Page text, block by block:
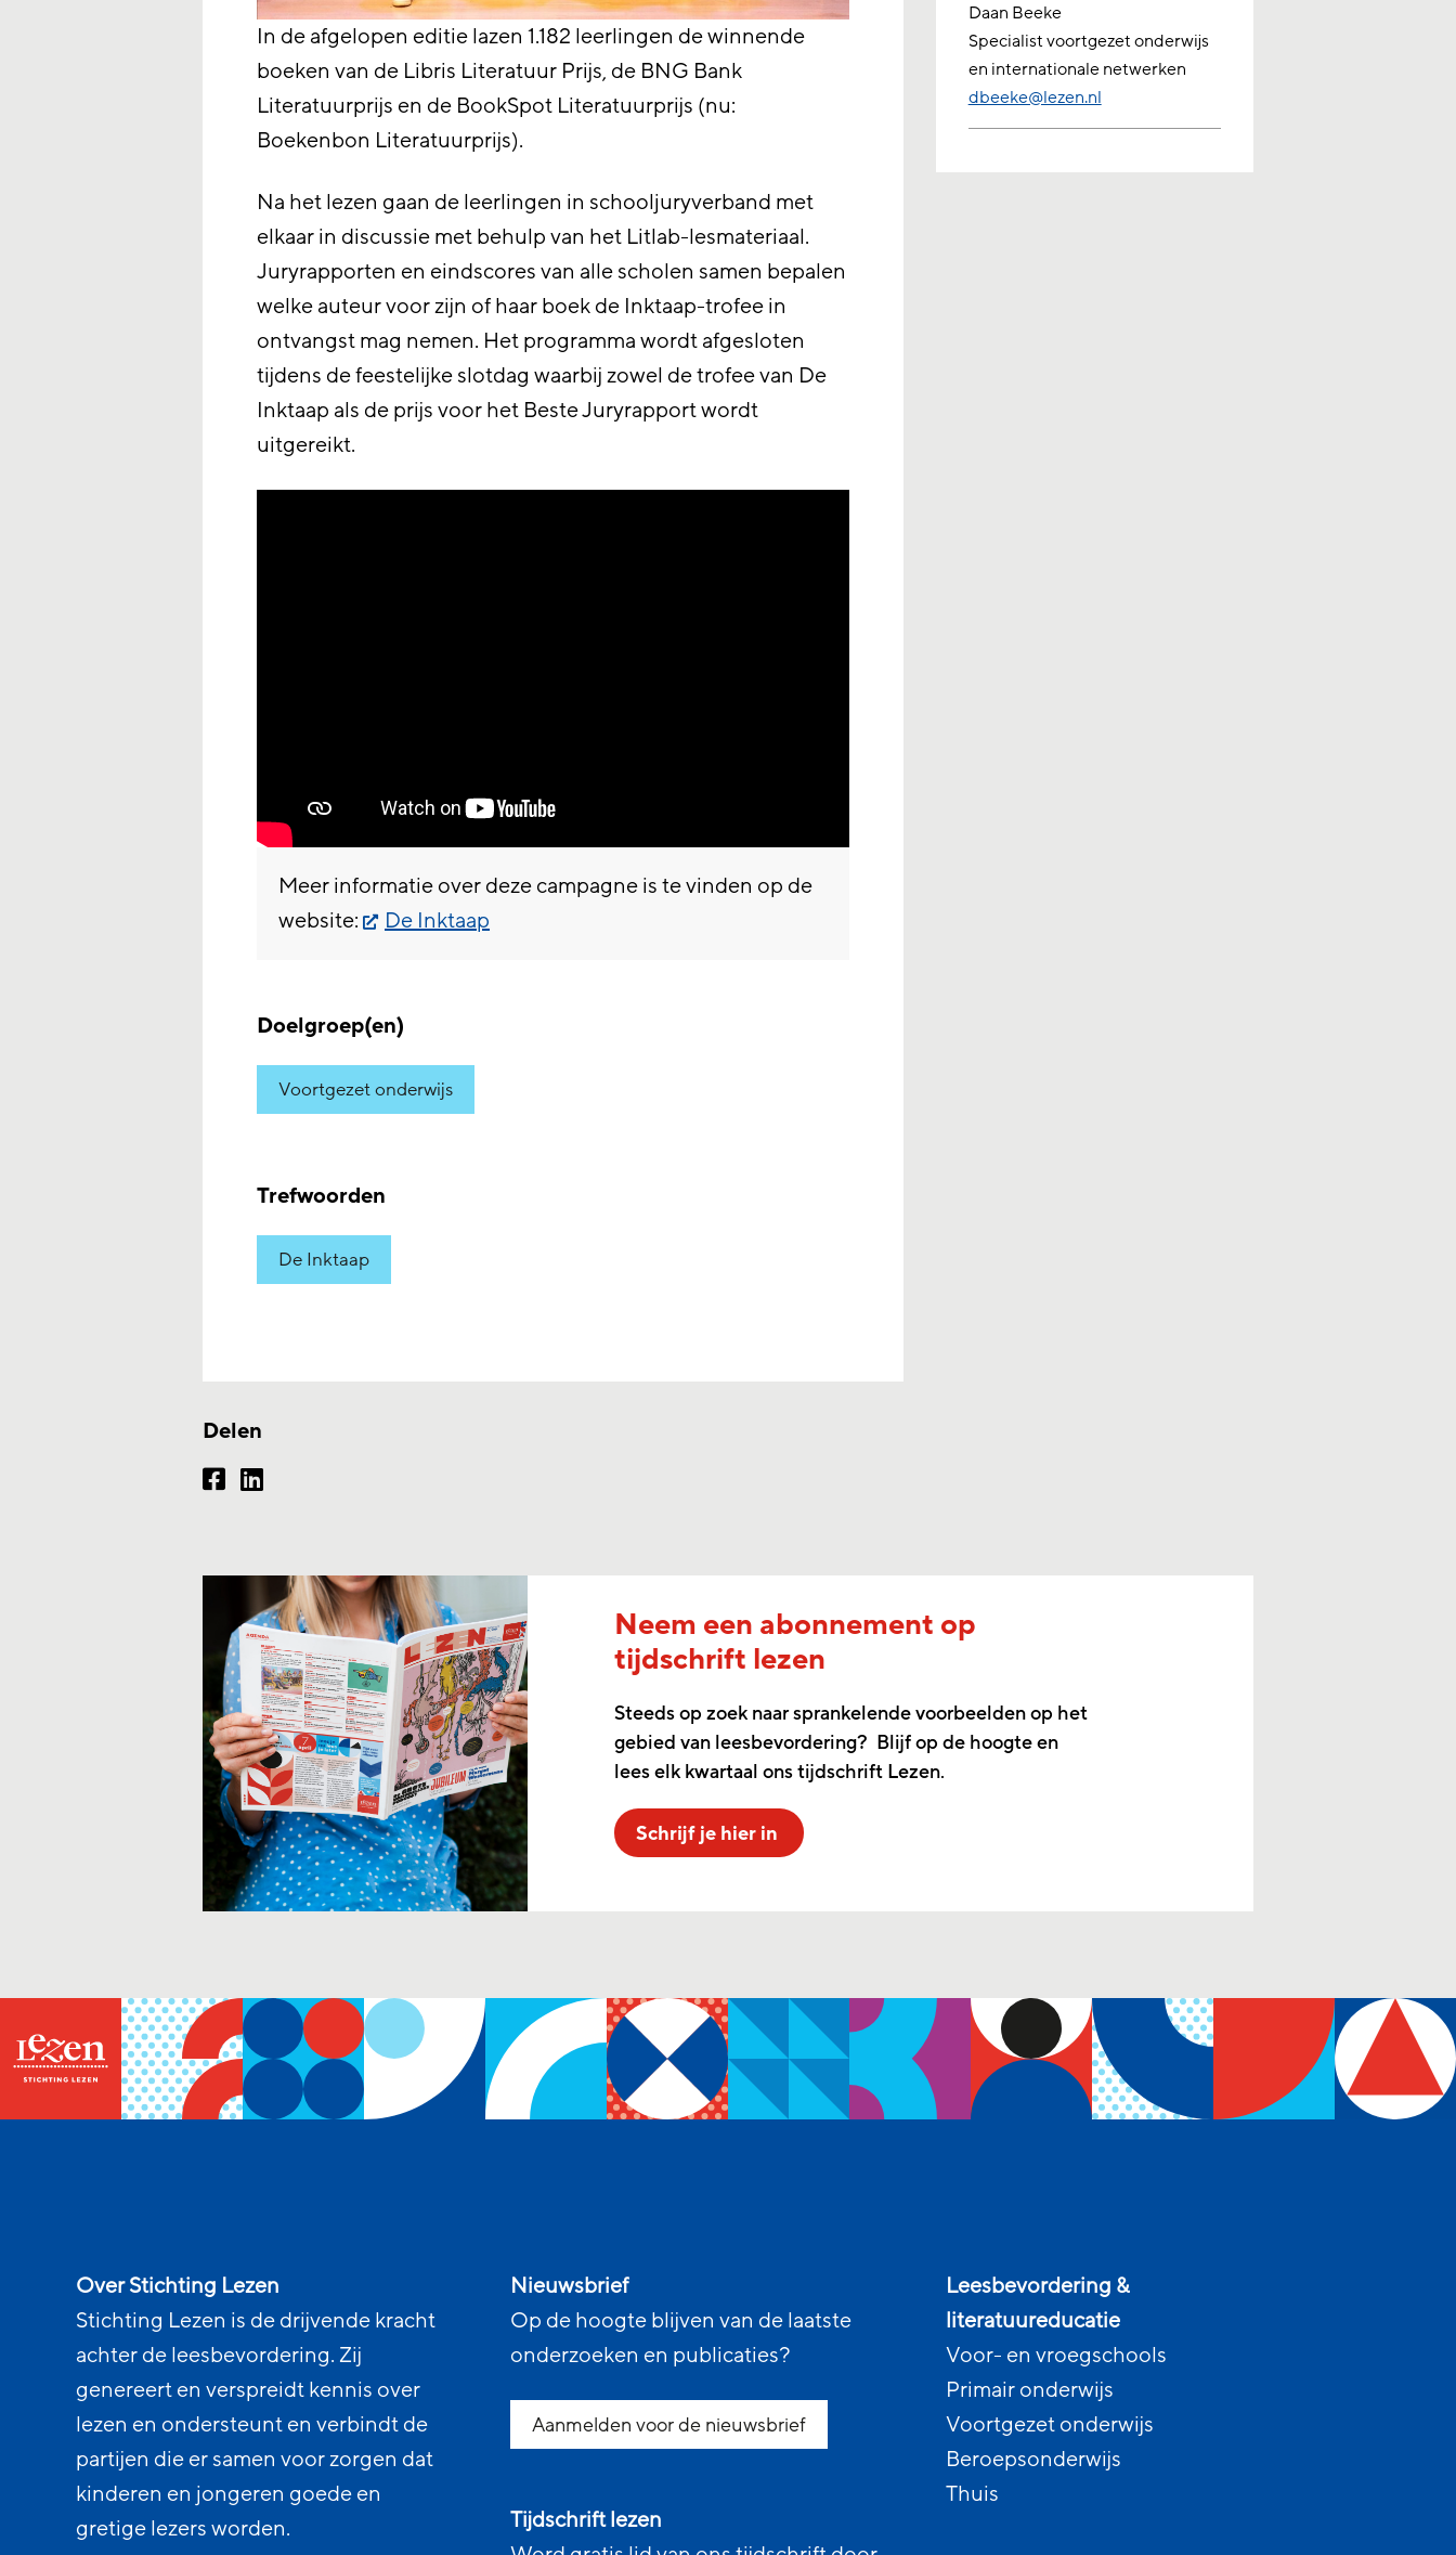
Daan Beeke
Specialist voortgezet onderwijs
en internationale netwerken
dbeeke@lezen.nl
In de afgelopen editie lazen 1.182 leerlingen de winnende
boeken van de Libris Literatuur Prijs, de BNG Bank
Literatuurprijs en de BookSpot Literatuurprijs (nu:
Boekenbon Literatuurprijs).
Na het lezen gaan de leerlingen in schooljuryverband met
elkaar in discussie met behulp van het Litlab-lesmateriaal.
Juryrapporten en eindscores van alle scholen samen bepalen
welke auteur voor zijn of haar boek de Inktaap-trofee in
ontvangst mag nemen. Het programma wordt afgesloten
tijdens de feestelijke slotdag waarbij zowel de trofee van De
Inktaap als de prijs voor het Beste Juryrapport wordt
uitgereikt.
Meer informatie over deze campagne is te vinden op de
website:
De Inktaap
Doelgroep(en)
Voortgezet onderwijs
Trefwoorden
De Inktaap
Delen
Neem een abonnement op
tijdschrift lezen
Steeds op zoek naar sprankelende voorbeelden op het
gebied van leesbevordering? Blijf op de hoogte en
lees elk kwartaal ons tijdschrift Lezen.
Schrijf je hier in
Over Stichting Lezen
Stichting Lezen is de drijvende kracht
achter de leesbevordering. Zij
genereert en verspreidt kennis over
lezen en ondersteunt en verbindt de
partijen die er samen voor zorgen dat
kinderen en jongeren goede en
gretige lezers worden.
Nieuwsbrief
Op de hoogte blijven van de laatste
onderzoeken en publicaties?
Aanmelden voor de nieuwsbrief
Tijdschrift lezen
Leesbevordering &
literatuureducatie
Voor- en vroegschools
Primair onderwijs
Voortgezet onderwijs
Beroepsonderwijs
Thuis